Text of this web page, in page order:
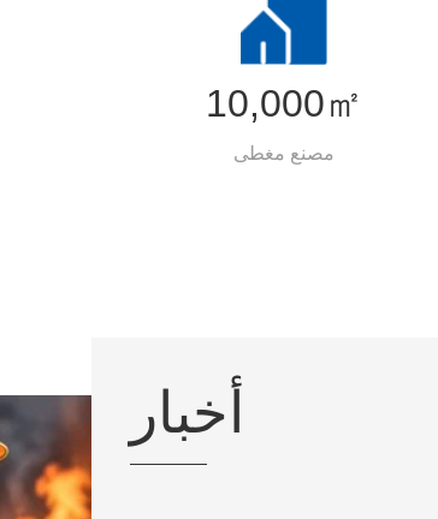
10,000㎡
مصنع مغطى
أخبار